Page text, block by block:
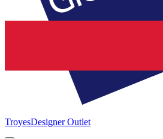
TroyesDesigner Outlet